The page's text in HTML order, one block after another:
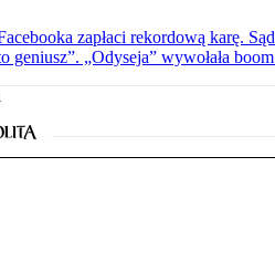
zapłaci rekordową karę.
geniusz”. „Odyseja” wywołała